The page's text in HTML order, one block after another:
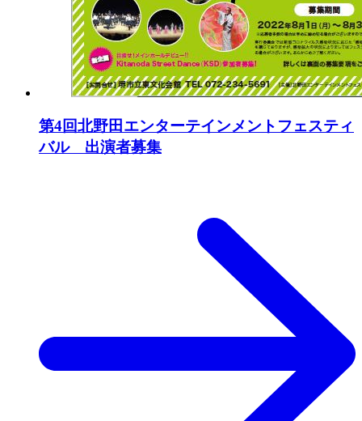
第4回北野田エンターテインメントフェスティ
バル 出演者募集